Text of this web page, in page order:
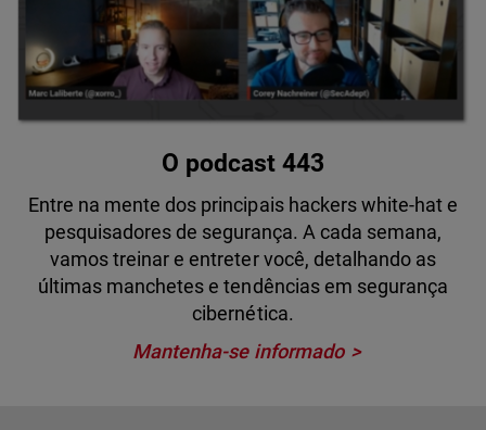
O podcast 443
Entre na mente dos principais hackers white-hat e
pesquisadores de segurança. A cada semana,
vamos treinar e entreter você, detalhando as
últimas manchetes e tendências em segurança
cibernética.
Mantenha-se informado